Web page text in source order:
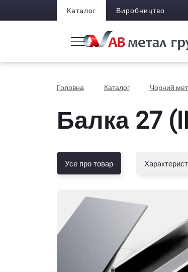
Каталог Виробництво
Головна Каталог Чорний
Балка 27
Усе про товар